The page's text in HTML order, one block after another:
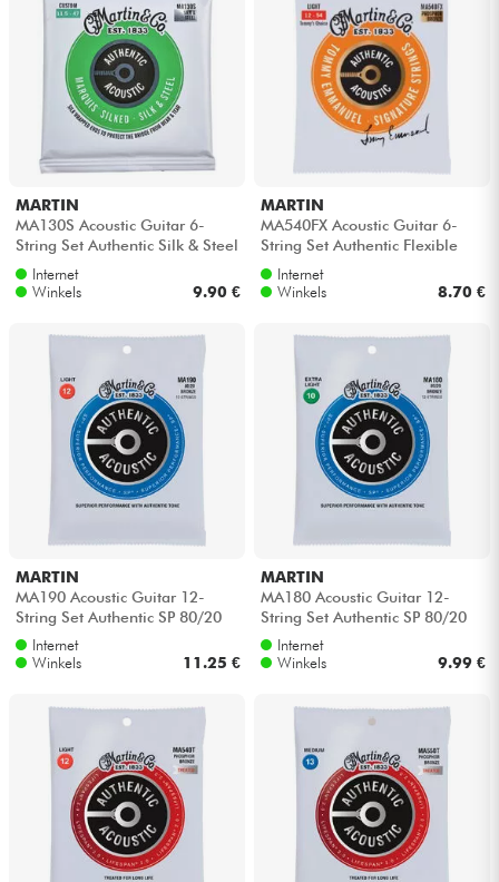
MARTIN
MA130S Acoustic Guitar 6-
String Set Authentic Silk & Steel
11.5-47 - Snarenset
Internet
Winkels
9.90 €
MARTIN
MA540FX Acoustic Guitar 6-
String Set Authentic Flexible
Core Phosphor Bronze 12-54 -
Sn...
Internet
Winkels
8.70 €
MARTIN
MA190 Acoustic Guitar 12-
String Set Authentic SP 80/20
Bronze 6-String Set Authentic
SP...
Internet
Winkels
11.25 €
MARTIN
MA180 Acoustic Guitar 12-
String Set Authentic SP 80/20
Bronze 10-47 - 12-snarige set
Internet
Winkels
9.99 €